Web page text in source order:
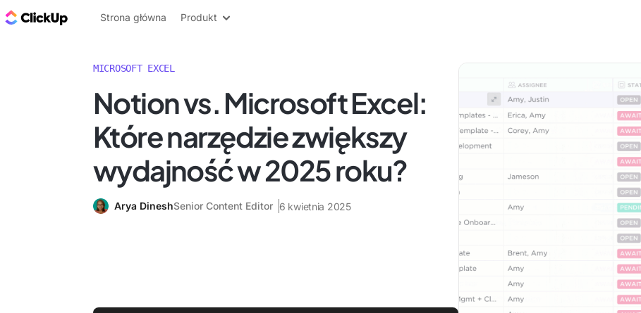
ClickUp Blog
Strona główna Produkt
MICROSOFT EXCEL
Notion vs. Microsoft Excel:
Które narzędzie zwiększy
wydajność w 2025 roku?
Arya DineshSenior Content Editor 6 kwietnia 2025